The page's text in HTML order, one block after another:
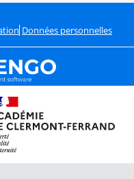
Données personnelles